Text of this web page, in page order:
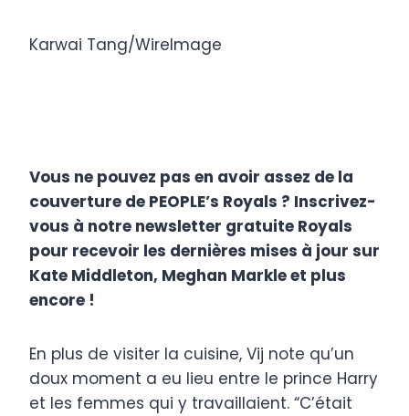
Karwai Tang/WireImage
Vous ne pouvez pas en avoir assez de la
couverture de PEOPLE’s Royals ? Inscrivez-
vous à notre newsletter gratuite Royals
pour recevoir les dernières mises à jour sur
Kate Middleton, Meghan Markle et plus
encore !
En plus de visiter la cuisine, Vij note qu’un
doux moment a eu lieu entre le prince Harry
et les femmes qui y travaillaient. “C’était